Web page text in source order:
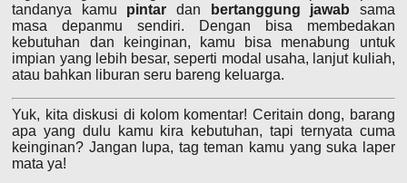
tandanya kamu pintar dan bertanggung jawab sama
masa depanmu sendiri. Dengan bisa membedakan
kebutuhan dan keinginan, kamu bisa menabung untuk
impian yang lebih besar, seperti modal usaha, lanjut kuliah,
atau bahkan liburan seru bareng keluarga.
Yuk, kita diskusi di kolom komentar! Ceritain dong, barang
apa yang dulu kamu kira kebutuhan, tapi ternyata cuma
keinginan? Jangan lupa, tag teman kamu yang suka laper
mata ya!